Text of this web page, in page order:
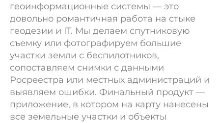
геоинформационные системы — это
довольно романтичная работа на стыке
геодезии и IT. Мы делаем спутниковую
съемку или фотографируем большие
участки земли с беспилотников,
сопоставляем снимки с данными
Росреестра или местных администраций и
выявляем ошибки. Финальный продукт —
приложение, в котором на карту нанесены
все земельные участки и объекты